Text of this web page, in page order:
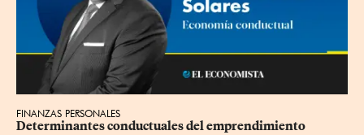
FINANZAS PERSONALES
Determinantes conductuales del emprendimiento